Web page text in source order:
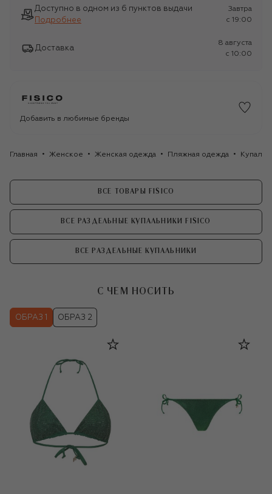
Доступно в одном из 6 пунктов выдачи
Подробнее
Завтра
c 19:00
Доставка
8 августа
c 10:00
Добавить в любимые бренды
Главная Женское Женская одежда Пляжная одежда
ВСЕ ТОВАРЫ FISICO
ВСЕ РАЗДЕЛЬНЫЕ КУПАЛЬНИКИ FISICO
ВСЕ РАЗДЕЛЬНЫЕ КУПАЛЬНИКИ
С ЧЕМ НОСИТЬ
ОБРАЗ 1 ОБРАЗ 2